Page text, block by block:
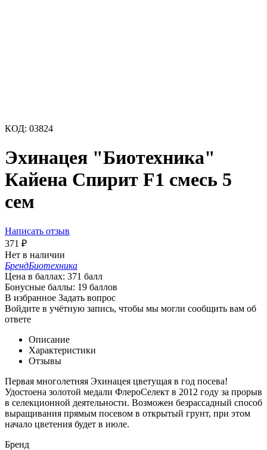
КОД: 03824
Эхинацея "Биотехника"
Кайена Спирит F1 смесь 5
сем
Написать отзыв
371 ₽
Нет в наличии
БрендБиотехника
Цена в баллах: 371 балл
Бонусные баллы: 19 баллов
В избранное Задать вопрос
Войдите в учётную запись, чтобы мы могли сообщить вам об
ответе
Описание
Характеристики
Отзывы
Первая многолетняя Эхинацея цветущая в год посева!
Удостоена золотой медали ФлероСелект в 2012 году за прорыв
в селекционной деятельности. Возможен безрассадный способ
выращивания прямым посевом в открытый грунт, при этом
начало цветения будет в июле.
Бренд